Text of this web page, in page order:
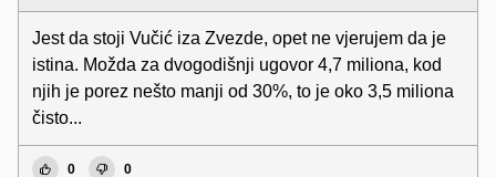
Jest da stoji Vučić iza Zvezde, opet ne vjerujem da je
istina. Možda za dvogodišnji ugovor 4,7 miliona, kod
njih je porez nešto manji od 30%, to je oko 3,5 miliona
čisto...
0 0